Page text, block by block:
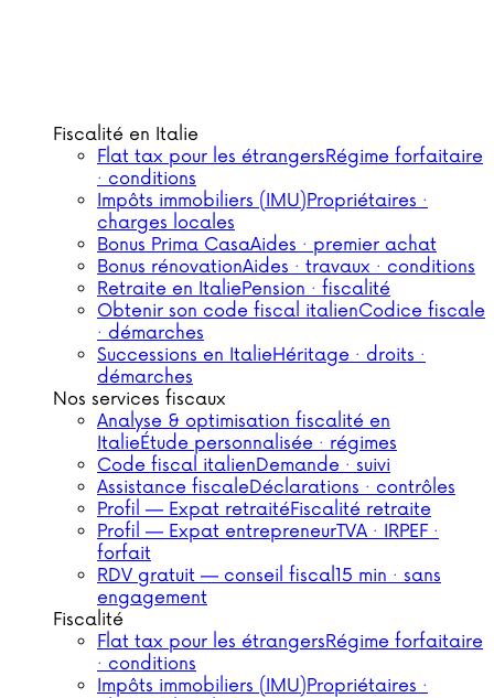
Fiscalité en Italie
Flat tax pour les étrangersRégime forfaitaire
· conditions
Impôts immobiliers (IMU)Propriétaires ·
charges locales
Bonus Prima CasaAides · premier achat
Bonus rénovationAides · travaux · conditions
Retraite en ItaliePension · fiscalité
Obtenir son code fiscal italienCodice fiscale
· démarches
Successions en ItalieHéritage · droits ·
démarches
Nos services fiscaux
Analyse & optimisation fiscalité en
ItalieÉtude personnalisée · régimes
Code fiscal italienDemande · suivi
Assistance fiscaleDéclarations · contrôles
Profil — Expat retraitéFiscalité retraite
Profil — Expat entrepreneurTVA · IRPEF ·
forfait
RDV gratuit — conseil fiscal15 min · sans
engagement
Fiscalité
Flat tax pour les étrangersRégime forfaitaire
· conditions
Impôts immobiliers (IMU)Propriétaires ·